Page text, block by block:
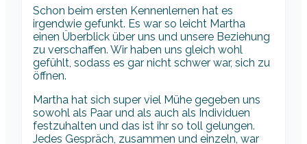
Schon beim ersten Kennenlernen hat es
irgendwie gefunkt. Es war so leicht Martha
einen Überblick über uns und unsere Beziehung
zu verschaffen. Wir haben uns gleich wohl
gefühlt, sodass es gar nicht schwer war, sich zu
öffnen.
Martha hat sich super viel Mühe gegeben uns
sowohl als Paar und als auch als Individuen
festzuhalten und das ist ihr so toll gelungen.
Jedes Gespräch, zusammen und einzeln, war